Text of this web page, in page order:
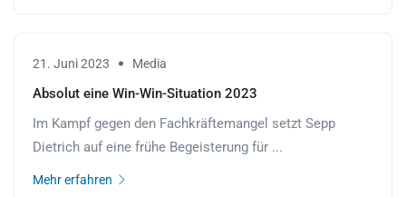
21. Juni 2023 Media
Absolut eine Win-Win-Situation 2023
Im Kampf gegen den Fachkräftemangel setzt Sepp
Dietrich auf eine frühe Begeisterung für ...
Mehr erfahren